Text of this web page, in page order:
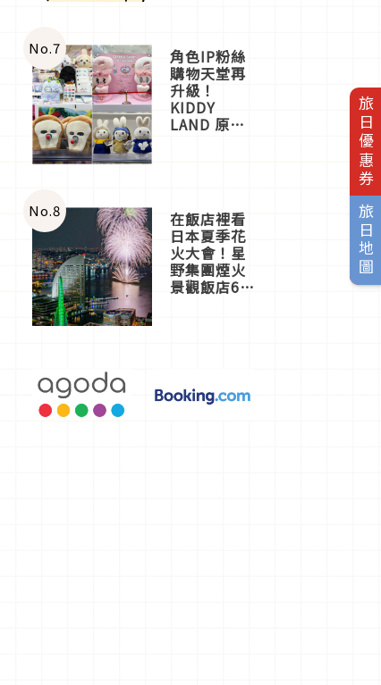
旅日優惠券
旅日地圖
一同給出了
答案
No.7 角色IP粉絲
購物天堂再
升級！
KIDDY
LAND 原宿
店3分即達
No.8 在飯店裡看
日本夏季花
火大會！星
野集團煙火
景觀飯店6